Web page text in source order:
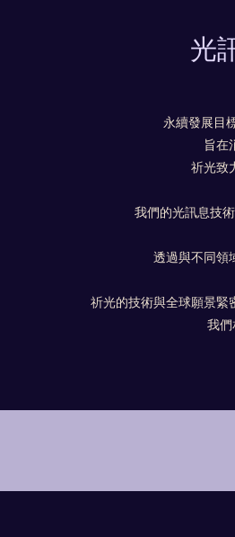
光
永續發展目
旨在
祈光致
我們的光訊息技
透過與不同領
祈光的技術與全球願景緊
我們